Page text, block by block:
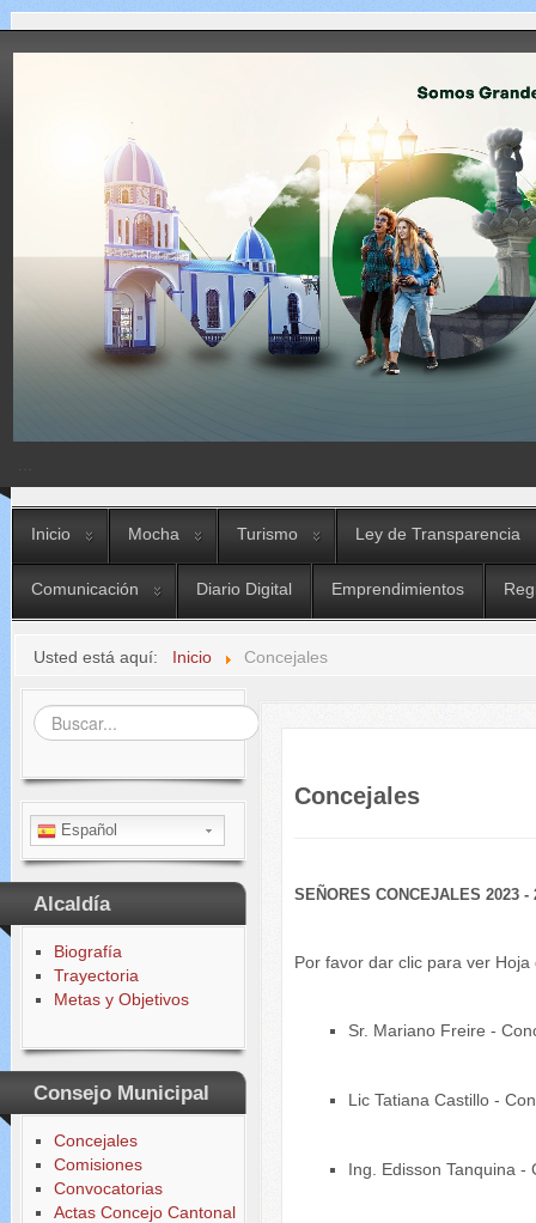
Inicio Mocha Turismo Ley de Transparencia
Comunicación Diario Digital Emprendimientos
Usted está aquí: Inicio Concejales
Buscar...
Español
Alcaldía
Biografía
Trayectoria
Metas y Objetivos
Consejo Municipal
Concejales
Comisiones
Convocatorias
Actas Concejo Cantonal
Concejales
SEÑORES CONCEJALES 2023 -
Por favor dar clic para ver
Sr. Mariano Freire -
Lic Tatiana Castillo -
Ing. Edisson Tanquina